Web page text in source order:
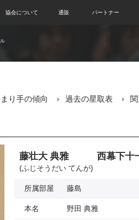
協会について 通販 パートナー
り手の傾向 過去の星取表
藤壮大 典雅 西幕下十
(ふじそうだい てんが)
所属部屋 藤島
本名 野田 典雅